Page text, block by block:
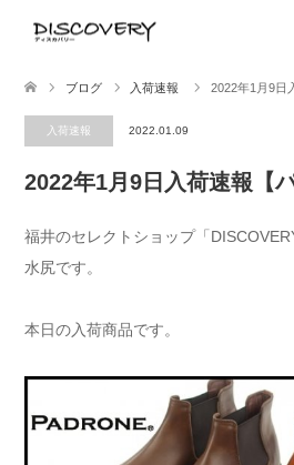
ブログ 入荷速報 2022年1月9日
入荷速報 2022.01.09
2022年1月9日入荷速報【
福井のセレクトショップ「
水尻です。
本日の入荷商品です。